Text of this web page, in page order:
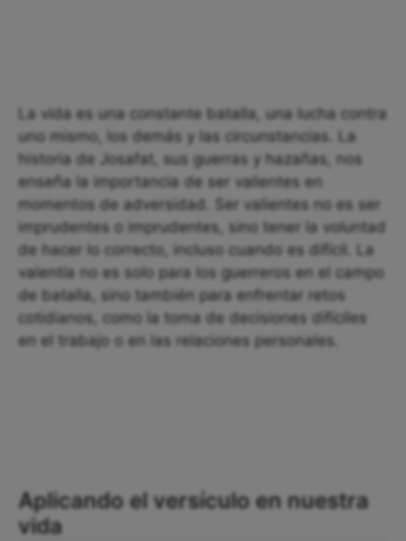
La vida es una constante batalla, una lucha contra
uno mismo, los demás y las circunstancias. La
historia de Josafat, sus guerras y hazañas, nos
enseña la importancia de ser valientes en
momentos de adversidad. Ser valientes no es ser
imprudentes o imprudentes, sino tener la voluntad
de hacer lo correcto, incluso cuando es difícil. La
valentía no es solo para los guerreros en el campo
de batalla, sino también para enfrentar retos
cotidianos, como la toma de decisiones difíciles
en el trabajo o en las relaciones personales.
Aplicando el versículo en nuestra
vida